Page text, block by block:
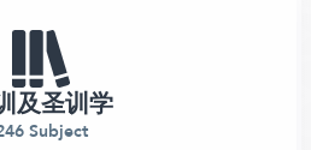
及圣训学
Subject